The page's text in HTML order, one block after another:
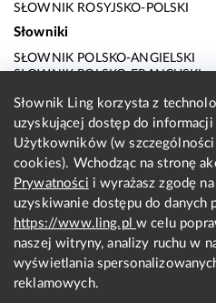
SŁOWNIK ROSYJSKO-POLSKI
Słowniki
SŁOWNIK POLSKO-ANGIELSKI
SŁOWNIK POLSKO-FRANCUSKI
SŁOWNIK POLSKO-HISZPAŃSKI
SŁOWNIK POLSKO-NIEMIECKI
SŁOWNIK POLSKO-ROSYJSKI
SŁOWNIK ANGIELSKO-POLSKI
SŁOWNIK FRANCUSKO-POLSKI
SŁOWNIK WŁOSKO-POLSKI
SŁOWNIK HISZPAŃSKO-POLSKI
SŁOWNIK NIEMIECKO-POLSKI
SŁOWNIK ROSYJSKO-POLSKI
O nas
KONTAKT Z REDAKCJĄ
Słownik Ling korzysta z
uzyskującej dostęp do
Użytkowników (w
cookies). Wchodząc na stronę
Prywatności i wyrażasz zgodę
uzyskiwanie dostępu do danych
https://www.ling.plw celu
naszej witryny, analizy ruchu w
wyświetlania
reklamowych.